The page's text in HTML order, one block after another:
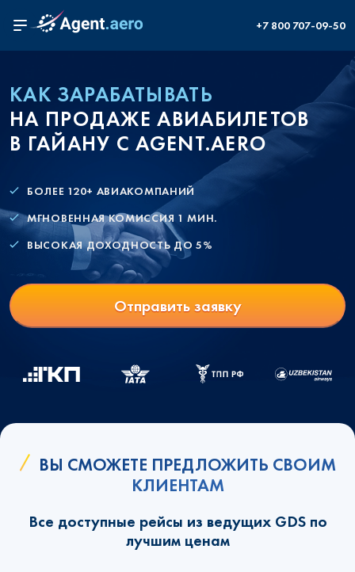
+7 800 707-09-50
КАК ЗАРАБАТЫВАТЬ
НА ПРОДАЖЕ АВИАБИЛЕТОВ
В ГАЙАНУ С AGENT.AERO
БОЛЕЕ 120+ АВИАКОМПАНИЙ
МГНОВЕННАЯ КОМИССИЯ 1 МИН.
ВЫСОКАЯ ДОХОДНОСТЬ ДО 5%
Отправить заявку
ВЫ СМОЖЕТЕ ПРЕДЛОЖИТЬ СВОИМ
КЛИЕНТАМ
Все доступные рейсы из ведущих GDS по
лучшим ценам